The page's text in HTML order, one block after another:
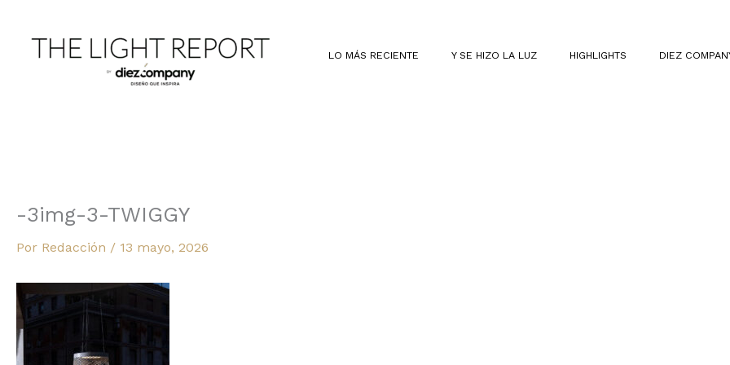
contenido
LO MÁS RECIENTE Y SE HIZO LA LUZ HIGHLIGHTS DIEZ
-3img-3-TWIGGY
Por Redacción / 13 mayo, 2026